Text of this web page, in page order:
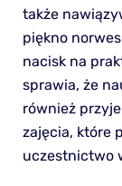
także
piękno
nacisk na
sprawia, że
również
zajęcia, które
uczestnictwo